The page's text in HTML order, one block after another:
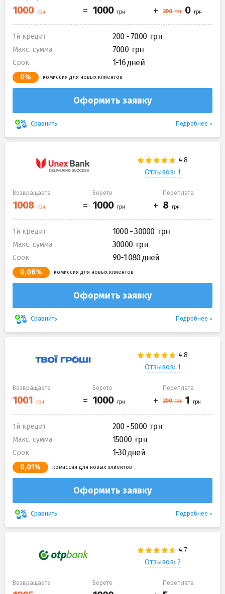
1й кредит 200 - 7000
Макс. сумма 7000
Срок 1-16 дней
0% комиссия для новых клиентов
Оформить заявку
Сравнить Подробнее
Отзывов: 1
Возвращаете Берете Переплата
1й кредит 1000 - 30000
Макс. сумма 30000
Срок 90-1 080 дней
0,08% комиссия для новых клиентов
Оформить заявку
Сравнить Подробнее
Отзывов: 1
Возвращаете Берете Переплата
1й кредит 200 - 5000
Макс. сумма 15000
Срок 1-30 дней
0,01% комиссия для новых клиентов
Оформить заявку
Сравнить Подробнее
Отзывов: 2
Возвращаете Берете Переплата